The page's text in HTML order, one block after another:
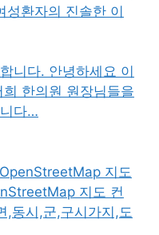
성환자의 진솔한 이
니다. 안녕하세요 이
한의원 원장님들을
다…
지도
지도 컨
,동시,군,구시가지,도